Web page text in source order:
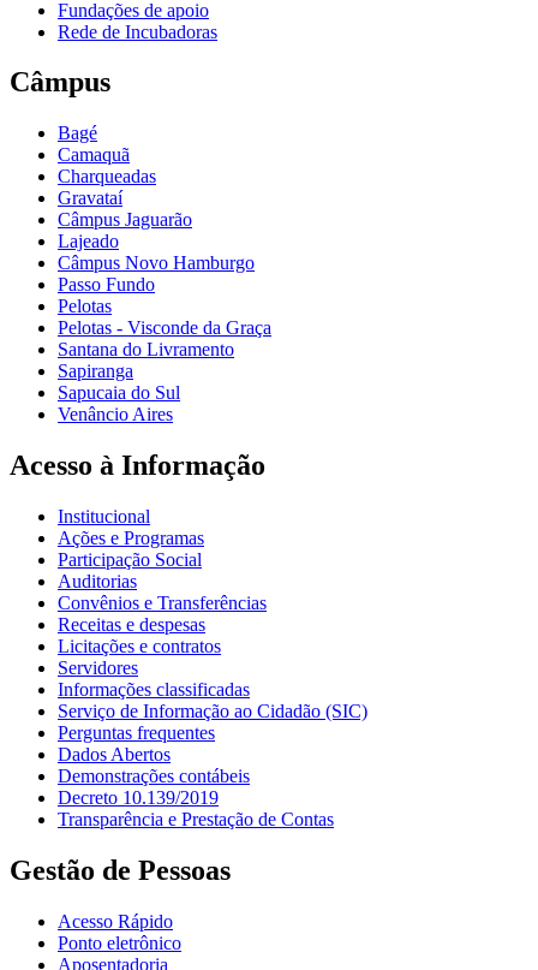
Fundações de apoio
Rede de Incubadoras
Câmpus
Bagé
Camaquã
Charqueadas
Gravataí
Câmpus Jaguarão
Lajeado
Câmpus Novo Hamburgo
Passo Fundo
Pelotas
Pelotas - Visconde da Graça
Santana do Livramento
Sapiranga
Sapucaia do Sul
Venâncio Aires
Acesso à Informação
Institucional
Ações e Programas
Participação Social
Auditorias
Convênios e Transferências
Receitas e despesas
Licitações e contratos
Servidores
Informações classificadas
Serviço de Informação ao Cidadão (SIC)
Perguntas frequentes
Dados Abertos
Demonstrações contábeis
Decreto 10.139/2019
Transparência e Prestação de Contas
Gestão de Pessoas
Acesso Rápido
Ponto eletrônico
Aposentadoria